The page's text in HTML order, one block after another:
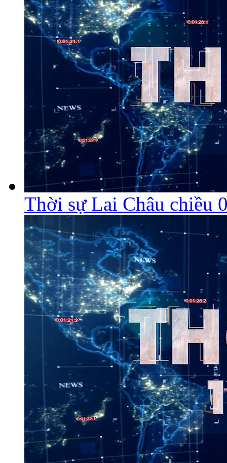
Thời sự Lai Châu chiều